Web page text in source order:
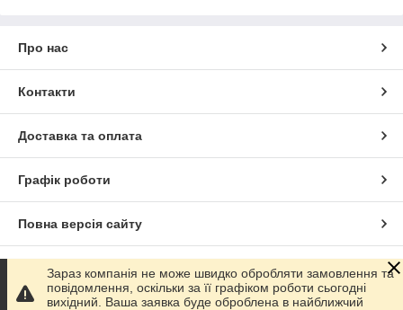
Про нас
Контакти
Доставка та оплата
Графік роботи
Повна версія сайту
Сайт створено на маркетплейсі Prom.ua
Зараз компанія не може швидко обробляти замовлення та
повідомлення, оскільки за її графіком роботи сьогодні
вихідний. Ваша заявка буде оброблена в найближчий